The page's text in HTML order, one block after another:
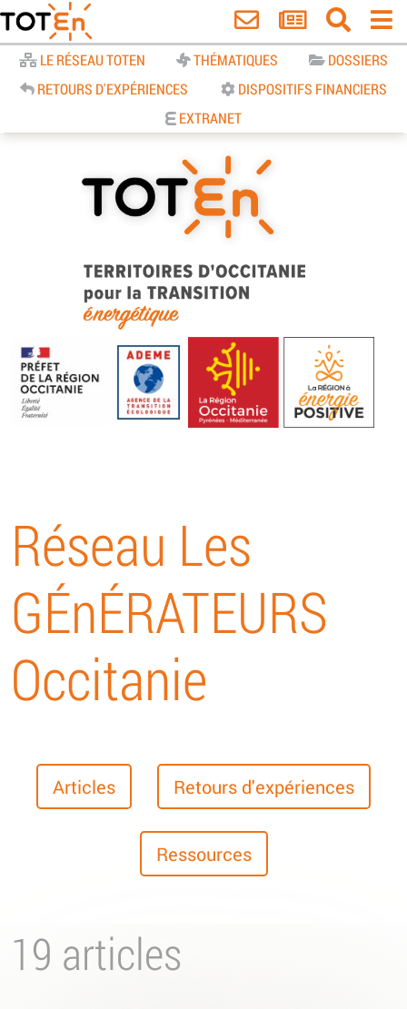
LE RÉSEAU TOTEN THÉMATIQUES
DOSSIERS
RETOURS D'EXPÉRIENCES
DISPOSITIFS FINANCIERS
EXTRANET
TOTEn Occitanie | Territoires
d’Occitanie pour la Transition
Energétique
Réseau Les
GÉnÉRATEURS
Occitanie
Articles Retours d'expériences
Ressources
19 articles